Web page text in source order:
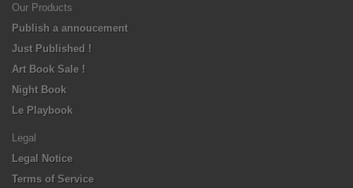
Our Products
Publish a annoucement
Just Published !
Art Book Sale !
Night Book
Le Playbook
Legal
Legal Notice
Terms of Service